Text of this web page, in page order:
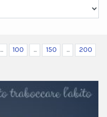
... 100 ... 150 ...
200